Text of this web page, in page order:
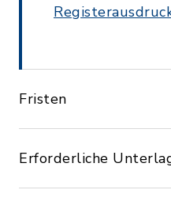
Fristen
Erforderliche